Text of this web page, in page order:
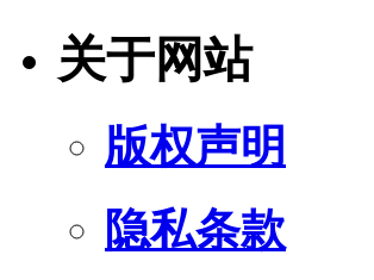
关于网站
版权声明
隐私条款